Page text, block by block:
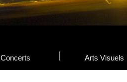
Concerts Arts Visuels